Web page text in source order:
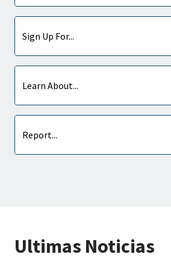
Up
For
Sign Up For...
About
Learn About...
Report...
Ultimas Noticias